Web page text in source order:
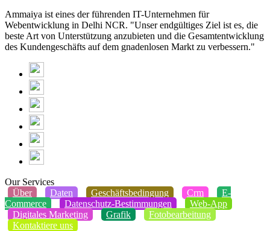
Ammaiya ist eines der führenden IT-Unternehmen für
Webentwicklung in Delhi NCR. "Unser endgültiges Ziel ist es, die
beste Art von Unterstützung anzubieten und die Gesamtentwicklung
des Kundengeschäfts auf dem gnadenlosen Markt zu verbessern."
Our Services
Über
Daten Geschäftsbedingung Crm
E-
Commerce
Datenschutz-Bestimmungen
Web-App
Digitales Marketing
Grafik
Fotobearbeitung
Kontaktiere uns